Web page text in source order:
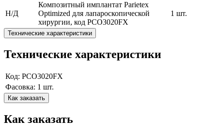
Н/Д
Композитный имплантат Parietex
Optimized для лапароскопической
хирургии, код PCO3020FX
1 шт.
Технические характеристики
Технические характеристики
Код: PCO3020FX
Фасовка: 1 шт.
Как заказать
Как заказать